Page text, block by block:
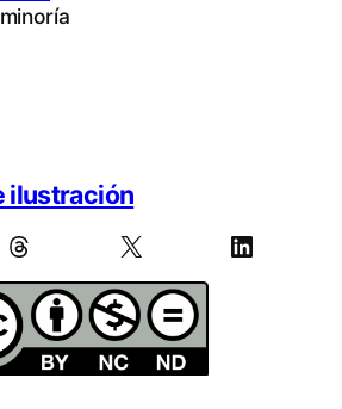
ilustración
Threads X LinkedIn